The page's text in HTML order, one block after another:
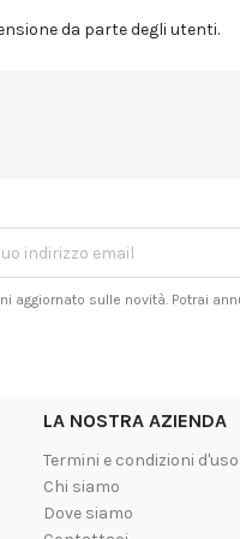
da parte degli utenti.
aggiornato sulle novità. Potrai
LA NOSTRA AZIENDA
Termini e condizioni d'uso
Chi siamo
Dove siamo